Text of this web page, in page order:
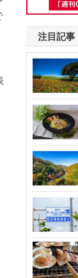
注目記事